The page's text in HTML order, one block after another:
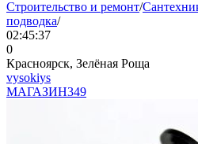
Строительство и ремонт/
подводка/
02:45:37
0
Красноярск, Зелёная Роща
vysokiys
МАГАЗИН349